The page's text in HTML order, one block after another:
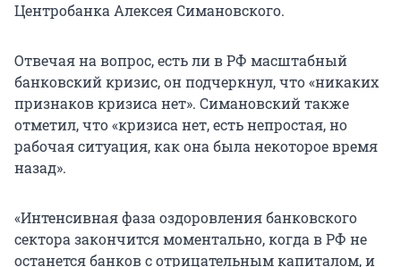
Центробанка Алексея Симановского.
Отвечая на вопрос, есть ли в РФ масштабный
банковский кризис, он подчеркнул, что «никаких
признаков кризиса нет». Симановский также
отметил, что «кризиса нет, есть непростая, но
рабочая ситуация, как она была некоторое время
назад».
«Интенсивная фаза оздоровления банковского
сектора закончится моментально, когда в РФ не
останется банков с отрицательным капиталом, и